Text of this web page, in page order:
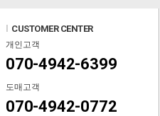
CUSTOMER CENTER
개인고객
070-4942-6399
도매고객
070-4942-0772